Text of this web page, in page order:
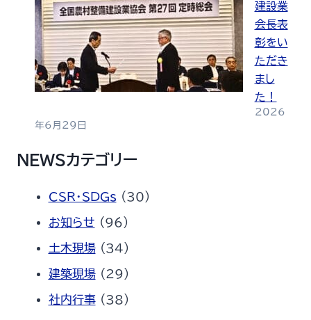
建設業
会長表
彰をい
ただき
まし
た！
2026
年6月29日
NEWSカテゴリー
CSR・SDGs (30)
お知らせ (96)
土木現場(34)
建築現場(29)
社内行事(38)